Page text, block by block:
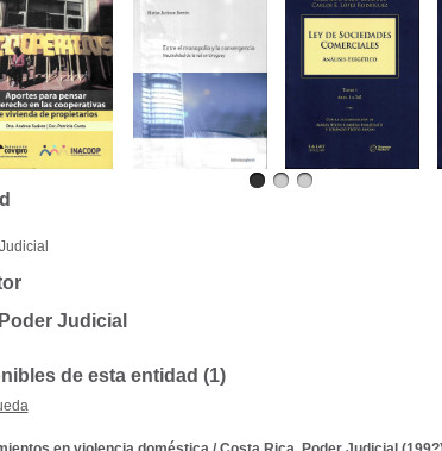
Judicial
de esta entidad (1)